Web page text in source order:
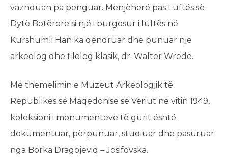
vazhduan pa penguar. Menjëherë pas Luftës së
Dytë Botërore si një i burgosur i luftës në
Kurshumli Han ka qëndruar dhe punuar një
arkeolog dhe filolog klasik, dr. Walter Wrede.
Me themelimin e Muzeut Arkeologjik të
Republikës së Maqedonisë së Veriut në vitin 1949,
koleksioni i monumenteve të gurit është
dokumentuar, përpunuar, studiuar dhe pasuruar
nga Borka Dragojeviq – Josifovska.